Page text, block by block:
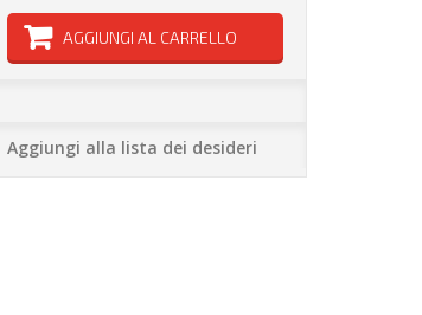
AGGIUNGI AL CARRELLO
Aggiungi alla lista dei desideri